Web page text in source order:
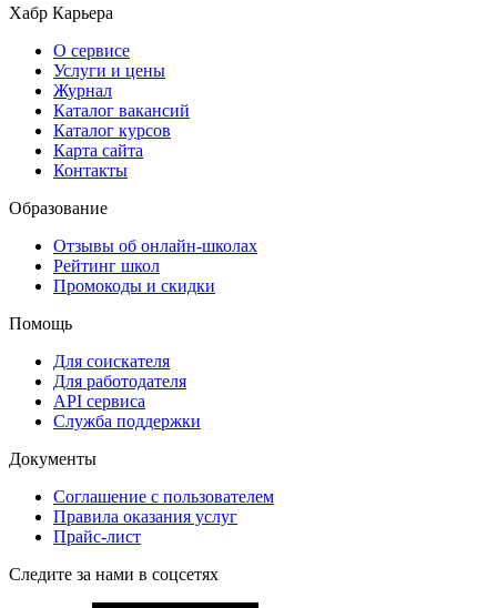
Хабр Карьера
О сервисе
Услуги и цены
Журнал
Каталог вакансий
Каталог курсов
Карта сайта
Контакты
Образование
Отзывы об онлайн-школах
Рейтинг школ
Промокоды и скидки
Помощь
Для соискателя
Для работодателя
API сервиса
Служба поддержки
Документы
Соглашение с пользователем
Правила оказания услуг
Прайс-лист
Следите за нами в соцсетях